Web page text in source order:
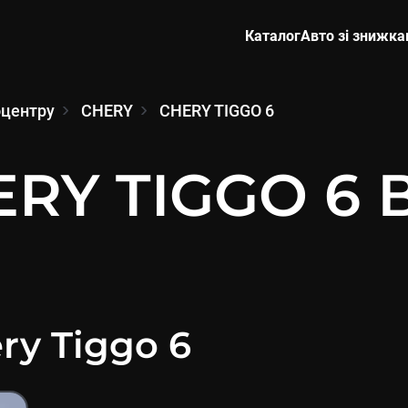
КаталогАвто зі
CHERY CHERY TIGGO 6
TIGGO 6
Tiggo 6